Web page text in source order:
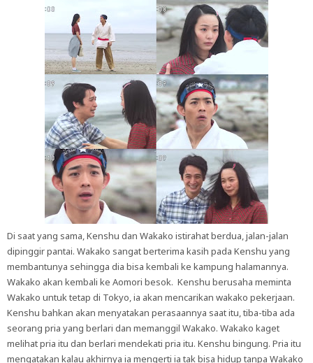
Di saat yang sama, Kenshu dan Wakako istirahat berdua, jalan-jalan
dipinggir pantai. Wakako sangat berterima kasih pada Kenshu yang
membantunya sehingga dia bisa kembali ke kampung halamannya.
Wakako akan kembali ke Aomori besok. Kenshu berusaha meminta
Wakako untuk tetap di Tokyo, ia akan mencarikan wakako pekerjaan.
Kenshu bahkan akan menyatakan perasaannya saat itu, tiba-tiba ada
seorang pria yang berlari dan memanggil Wakako. Wakako kaget
melihat pria itu dan berlari mendekati pria itu. Kenshu bingung. Pria itu
mengatakan kalau akhirnya ia mengerti ia tak bisa hidup tanpa Wakako